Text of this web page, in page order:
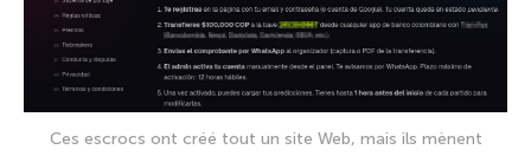
Ces escrocs ont créé tout un site Web, mais ils mènent